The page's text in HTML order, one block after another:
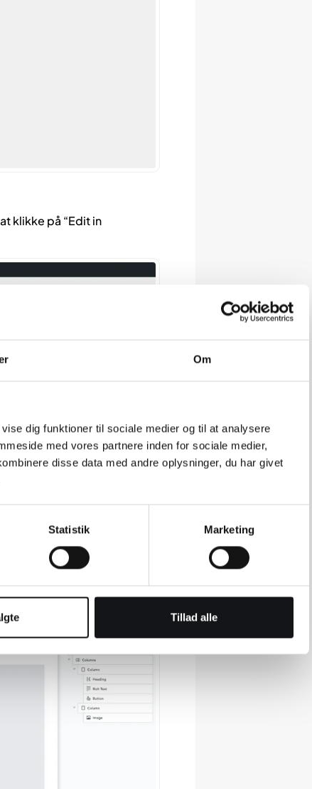
Om
dig funktioner til sociale medier og til at analysere
med vores partnere inden for sociale medier,
disse data med andre oplysninger, du har givet
Statistik Marketing
Tillad alle
klikke på “Edit in
foldet ud ved at klikke på